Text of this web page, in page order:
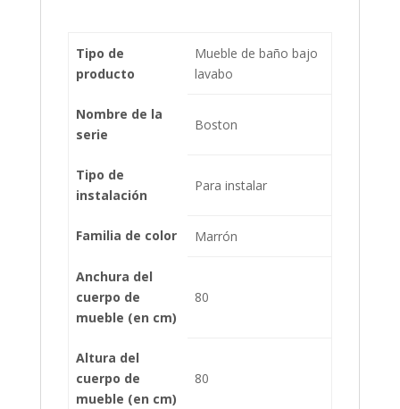
Tipo de
producto
Mueble de baño bajo
lavabo
Nombre de la
serie
Boston
Tipo de
instalación
Para instalar
Familia de color Marrón
Anchura del
cuerpo de
mueble (en cm)
80
Altura del
cuerpo de
mueble (en cm)
80